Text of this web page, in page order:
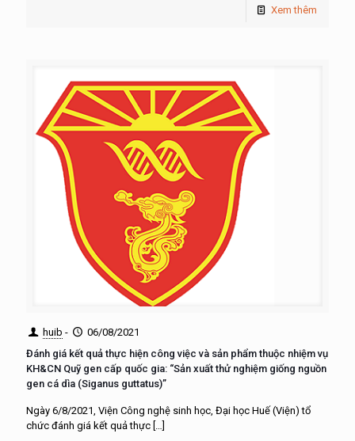
Xem thêm
huib -
06/08/2021
Đánh giá kết quả thực hiện công việc và sản phẩm thuộc nhiệm vụ
KH&CN Quỹ gen cấp quốc gia: “Sản xuất thử nghiệm giống nguồn
gen cá dìa (Siganus guttatus)”
Ngày 6/8/2021, Viện Công nghệ sinh học, Đại học Huế (Viện) tổ
chức đánh giá kết quả thực